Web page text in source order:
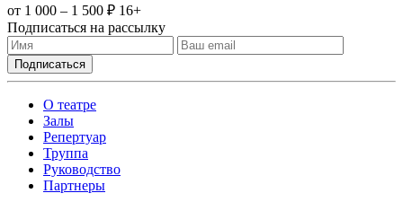
от 1 000 – 1 500 ₽ 16+
Подписаться на рассылку
О театре
Залы
Репертуар
Труппа
Руководство
Партнеры